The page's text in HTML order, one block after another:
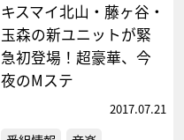
キスマイ北山・藤ヶ谷・
玉森の新ユニットが緊
急初登場！超豪華、今
夜のMステ
2017.07.21